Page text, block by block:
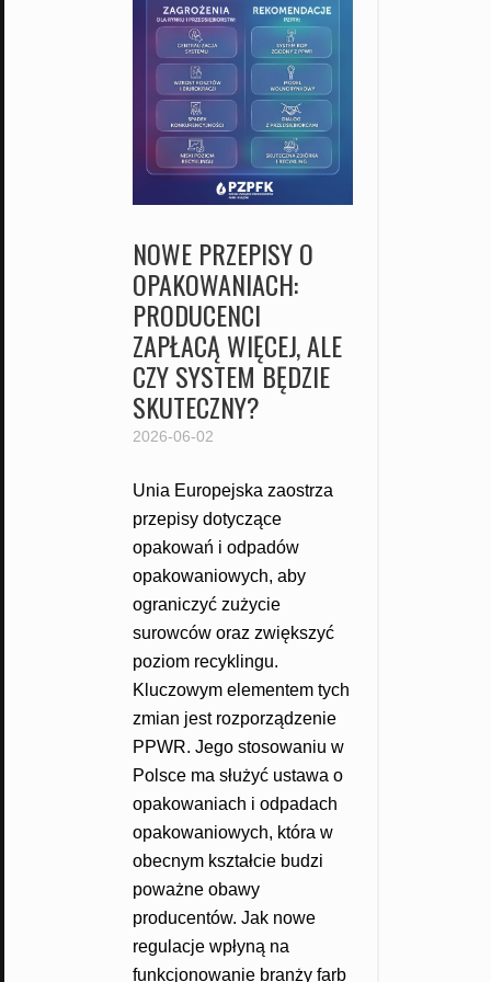
NOWE PRZEPISY O
OPAKOWANIACH:
PRODUCENCI
ZAPŁACĄ WIĘCEJ, ALE
CZY SYSTEM BĘDZIE
SKUTECZNY?
2026-06-02
Unia Europejska zaostrza
przepisy dotyczące
opakowań i odpadów
opakowaniowych, aby
ograniczyć zużycie
surowców oraz zwiększyć
poziom recyklingu.
Kluczowym elementem tych
zmian jest rozporządzenie
PPWR. Jego stosowaniu w
Polsce ma służyć ustawa o
opakowaniach i odpadach
opakowaniowych, która w
obecnym kształcie budzi
poważne obawy
producentów. Jak nowe
regulacje wpłyną na
funkcjonowanie branży farb